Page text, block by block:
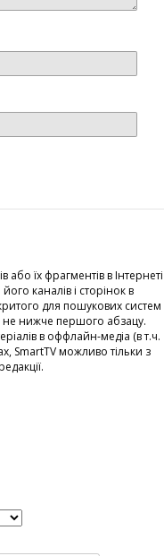
або їх фрагментів в Інтернеті
каналів і сторінок в
для пошукових систем
не нижче першого абзацу.
в оффлайн-медіа (в т.ч.
SmartTV можливо тільки з